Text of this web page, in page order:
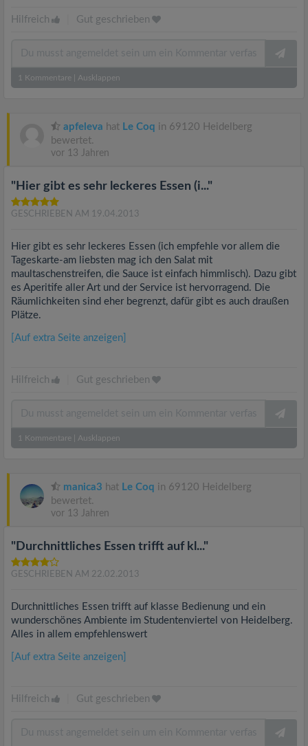
Hilfreich Gut geschrieben
1 Kommentare Ausklappen
apfeleva hat Le Coq in 69120 Heidelberg
bewertet.
vor 13 Jahren
"Hier gibt es sehr leckeres Essen (i..."
GESCHRIEBEN AM 19.04.2013
Hier gibt es sehr leckeres Essen (ich empfehle vor allem die
Tageskarte-am liebsten mag ich den Salat mit
maultaschenstreifen, die Sauce ist einfach himmlisch). Dazu gibt
es Aperitife aller Art und der Service ist hervorragend. Die
Räumlichkeiten sind eher begrenzt, dafür gibt es auch draußen
Plätze.
[Auf extra Seite anzeigen]
Hilfreich Gut geschrieben
1 Kommentare Ausklappen
manica3 hat Le Coq in 69120 Heidelberg
bewertet.
vor 13 Jahren
"Durchnittliches Essen trifft auf kl..."
GESCHRIEBEN AM 22.02.2013
Durchnittliches Essen trifft auf klasse Bedienung und ein
wunderschönes Ambiente im Studentenviertel von Heidelberg.
Alles in allem empfehlenswert
[Auf extra Seite anzeigen]
Hilfreich Gut geschrieben